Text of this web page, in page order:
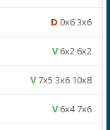
D 0x6 3x6
V6x2 6x2
V7x5 3x6 10x8
V6x4 7x6